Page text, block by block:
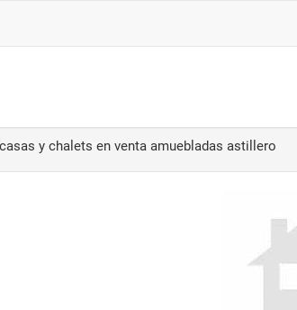
0 casas y chalets en venta amuebladas astillero